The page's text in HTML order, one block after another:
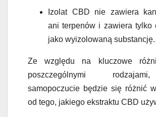
Izolat CBD nie zawiera
ani terpenów i zawiera tylko
jako wyizolowaną substancję.
Ze względu na kluczowe
poszczególnymi
samopoczucie będzie się różnić
od tego, jakiego ekstraktu CBD